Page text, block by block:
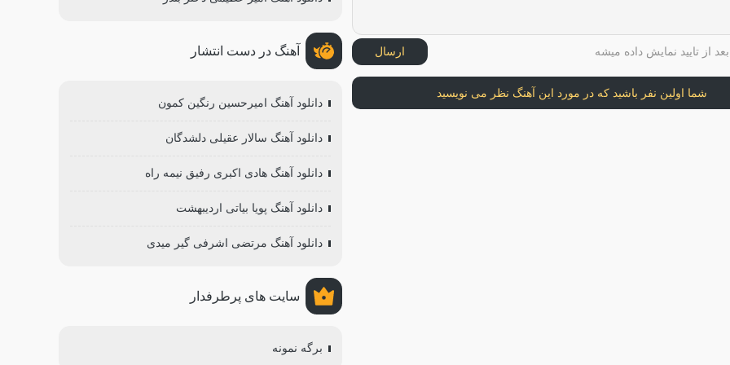
از تایید نمایش داده میشه ارسال
شما اولین نفر باشید که در مورد این آهنگ نظر می نویسید
آهنگ در دست انتشار
دانلود آهنگ امیرحسین رنگین کمون
دانلود آهنگ سالار عقیلی دلشدگان
دانلود آهنگ هادی اکبری رفیق نیمه راه
دانلود آهنگ پویا بیاتی اردیبهشت
دانلود آهنگ مرتضی اشرفی گیر میدی
سایت های پرطرفدار
برگه نمونه